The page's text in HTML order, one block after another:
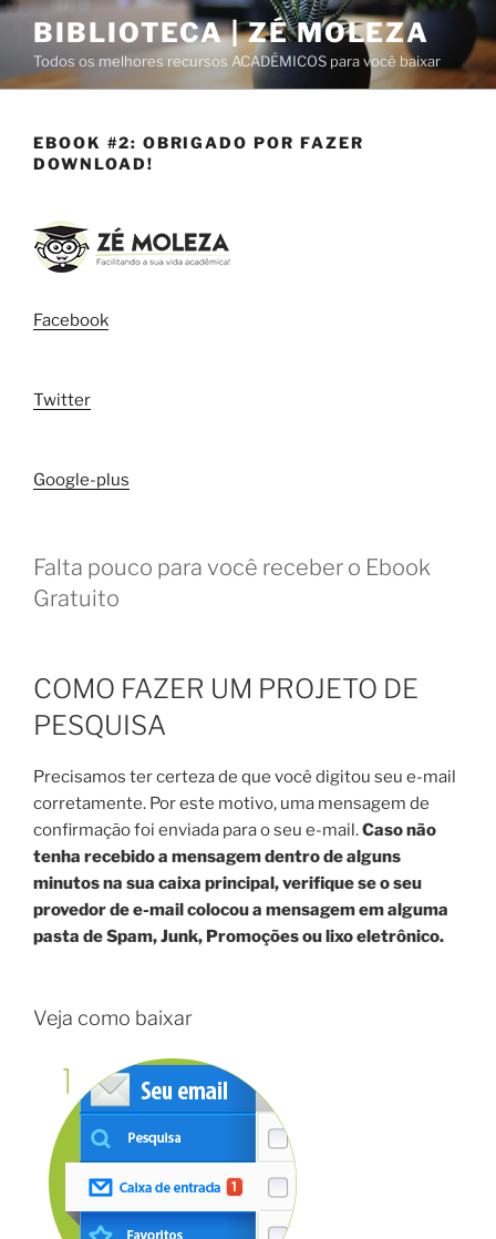
Pular
conteúdo
BIBLIOTECA | ZÉ MOLEZA
Todos os melhores recursos ACADÊMICOS para você baixar
EBOOK #2: OBRIGADO POR FAZER
DOWNLOAD!
Facebook
Twitter
Google-plus
Falta pouco para você receber o Ebook
Gratuito
COMO FAZER UM PROJETO DE
PESQUISA
Precisamos ter certeza de que você digitou seu e-mail
corretamente. Por este motivo, uma mensagem de
confirmação foi enviada para o seu e-mail.Caso não
tenha recebido a mensagem dentro de alguns
minutos na sua caixa principal, verifique se o seu
provedor de e-mail colocou a mensagem em alguma
pasta de Spam, Junk, Promoções ou lixo eletrônico.
Veja como baixar